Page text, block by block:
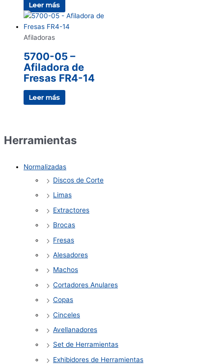
Leer más
Afiladoras
5700-05 –
Afiladora de
Fresas FR4-14
Leer más
Herramientas
Normalizadas
Discos de Corte
Limas
Extractores
Brocas
Fresas
Alesadores
Machos
Cortadores Anulares
Copas
Cinceles
Avellanadores
Set de Herramientas
Exhibidores de Herramientas